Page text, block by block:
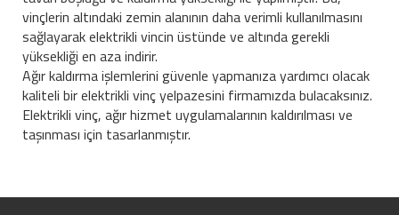
vinçlerin altındaki zemin alanının daha verimli kullanılmasını
sağlayarak elektrikli vincin üstünde ve altında gerekli
yüksekliği en aza indirir.
Ağır kaldırma işlemlerini güvenle yapmanıza yardımcı olacak
kaliteli bir elektrikli vinç yelpazesini firmamızda bulacaksınız.
Elektrikli vinç, ağır hizmet uygulamalarının kaldırılması ve
taşınması için tasarlanmıştır.